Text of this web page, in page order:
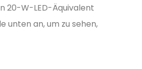
20-W-LED-Äquivalent
unten an, um zu sehen,